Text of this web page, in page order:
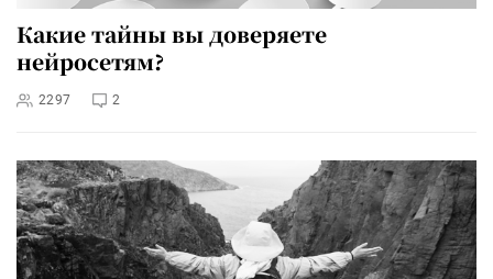
Какие тайны вы доверяете
нейросетям?
2297 2